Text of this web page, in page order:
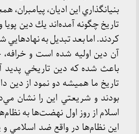
بنيانگذاري اين اديان، پيامبران،
تاريخ چگونه آمده‌اند يك دين پويا
كردند. اما بعد تبديل به نهادهايي
آن دين اوليه شده است و
باعث شده كه دين تاريخي پديد
تاريخ ما هميشه دو نمود از دين
بودند و شريعتي اين را نشان
اسلام از روز اول نهضت‌ها به
اين نظام‌ها در واقع ضد اسلامي و